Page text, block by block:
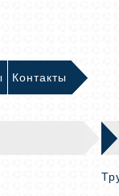
Контакты